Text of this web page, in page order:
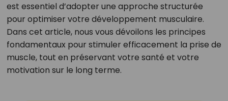
est essentiel d’adopter une approche structurée
pour optimiser votre développement musculaire.
Dans cet article, nous vous dévoilons les principes
fondamentaux pour stimuler efficacement la prise de
muscle, tout en préservant votre santé et votre
motivation sur le long terme.